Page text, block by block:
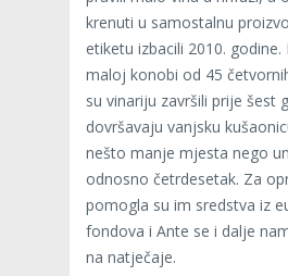
krenuti u samostalnu
etiketu izbacili 2010. godine.
maloj konobi od 45
su vinariju završili prije šest
dovršavaju vanjsku
nešto manje mjesta nego
odnosno četrdesetak. Za
pomogla su im sredstva iz
fondova i Ante se i dalje
na natječaje.